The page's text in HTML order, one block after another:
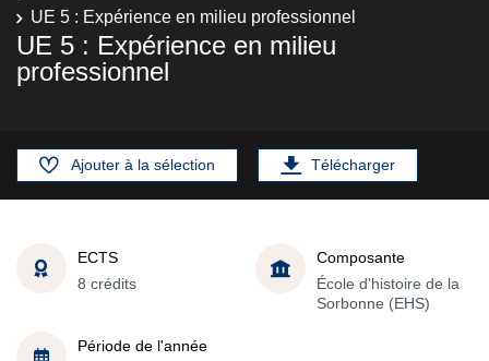
UE 5 : Expérience en milieu professionnel
UE 5 : Expérience en milieu
professionnel
Ajouter à la sélection Télécharger
ECTS
8 crédits
Composante
École d'histoire de la
Sorbonne (EHS)
Période de l'année